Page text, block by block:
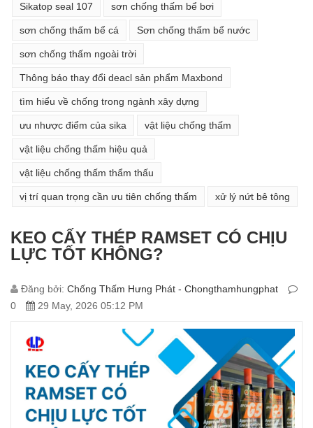
Sikatop seal 107 sơn chống thấm bể bơi
sơn chống thấm bể cá Sơn chống thấm bể nước
sơn chống thấm ngoài trời
Thông báo thay đổi deacl sản phẩm Maxbond
tìm hiểu về chống trong ngành xây dựng
ưu nhược điểm của sika vật liệu chống thấm
vật liệu chống thấm hiệu quả
vật liệu chống thấm thẩm thấu
vị trí quan trọng cần ưu tiên chống thấm xử lý nứt bê tông
KEO CẤY THÉP RAMSET CÓ CHỊU
LỰC TỐT KHÔNG?
Đăng bởi: Chống Thấm Hưng Phát - Chongthamhungphat
0
29 May, 2026 05:12 PM